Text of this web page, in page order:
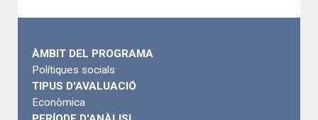
ÀMBIT DEL PROGRAMA
Polítiques socials
TIPUS D'AVALUACIÓ
Econòmica